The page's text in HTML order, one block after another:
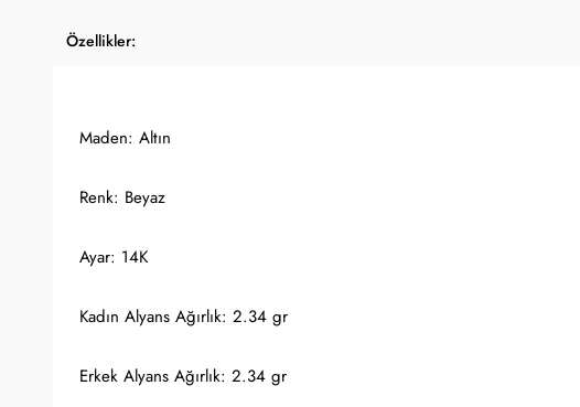
Özellikler:
Maden: Altın
Renk: Beyaz
Ayar: 14K
Kadın Alyans Ağırlık: 2.34 gr
Erkek Alyans Ağırlık: 2.34 gr